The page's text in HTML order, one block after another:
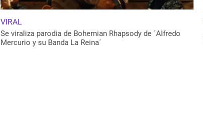
VIRAL
Se viraliza parodia de Bohemian Rhapsody de ´Alfredo
Mercurio y su Banda La Reina´